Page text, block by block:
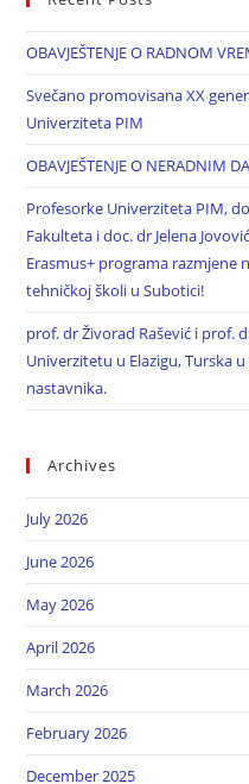
OBAVJEŠTENJE O RADNOM
Svečano promovisana XX
Univerziteta PIM
OBAVJEŠTENJE O NERADNIM
Profesorke Univerziteta PIM,
Fakulteta i doc. dr Jelena
Erasmus+ programa razmjene
tehničkoj školi u Subotici!
prof. dr Živorad Rašević i prof.
Univerzitetu u Elazigu, Turska
nastavnika.
Archives
July 2026
June 2026
May 2026
April 2026
March 2026
February 2026
December 2025